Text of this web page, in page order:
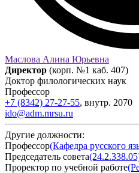
Маслова Алина Юрьевна
Директор (корп. №1 каб. 407)
Доктор филологических наук
Профессор
+7 (8342) 27-27-55, внутр. 2070
ido@adm.mrsu.ru
Другие должности:
Профессор(Кафедра русского
Председатель совета
Проректор по учебной работе